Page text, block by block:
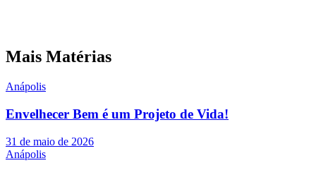
Mais Matérias
Anápolis
Envelhecer Bem é um Projeto de Vida!
31 de maio de 2026
Anápolis